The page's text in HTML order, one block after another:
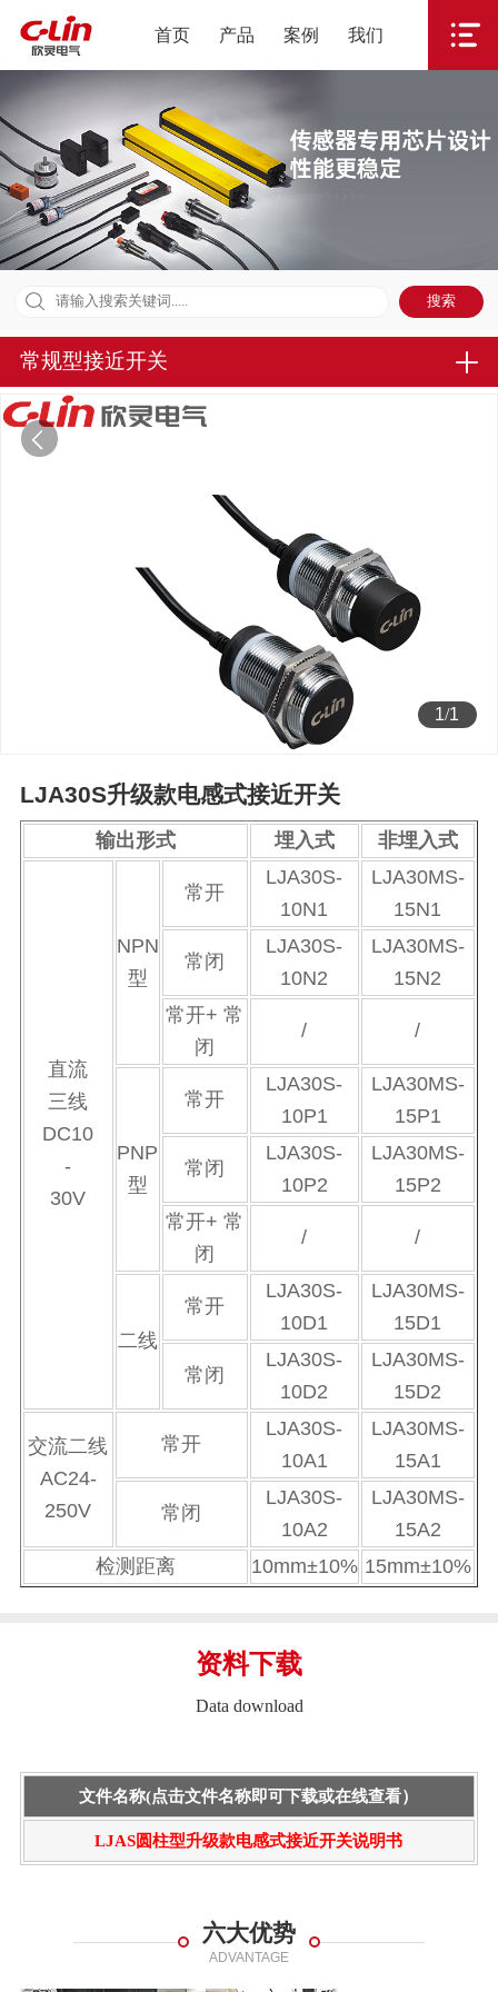
首页 产品 案例 我们
常规型接近开关
1/1
LJA30S升级款电感式接近开关
输出形式 埋入式 非埋入式
直流
三线
DC10
-
30V
NPN
型
常开
LJA30S-
10N1
LJA30MS-
15N1
常闭
LJA30S-
10N2
LJA30MS-
15N2
常开+ 常
闭
/ /
PNP
型
常开
LJA30S-
10P1
LJA30MS-
15P1
常闭
LJA30S-
10P2
LJA30MS-
15P2
常开+ 常
闭
/ /
二线
常开
LJA30S-
10D1
LJA30MS-
15D1
常闭
LJA30S-
10D2
LJA30MS-
15D2
交流二线
AC24-
250V
常开
LJA30S-
10A1
LJA30MS-
15A1
常闭
LJA30S-
10A2
LJA30MS-
15A2
检测距离
10mm±10% 15mm±10%
资料下载
Data download
文件名称(点击文件名称即可下载或在线查看）
LJAS圆柱型升级款电感式接近开关说明书
六大优势
ADVANTAGE